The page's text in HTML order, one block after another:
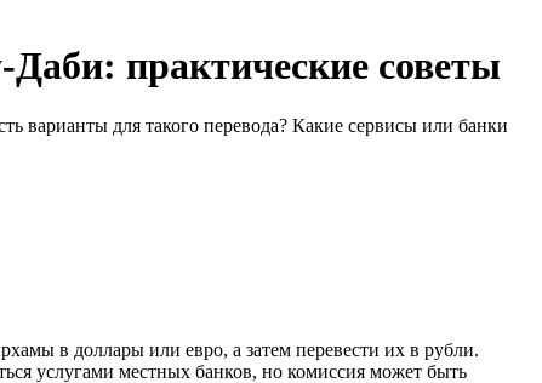
практические советы
варианты для такого перевода? Какие сервисы или банки
в доллары или евро, а затем перевести их в рубли.
услугами местных банков, но комиссия может быть